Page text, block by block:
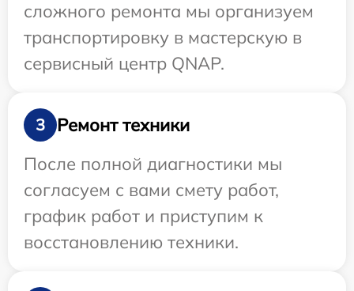
сложного ремонта мы организуем
транспортировку в мастерскую в
сервисный центр QNAP.
3
Ремонт техники
После полной диагностики мы
согласуем с вами смету работ,
график работ и приступим к
восстановлению техники.